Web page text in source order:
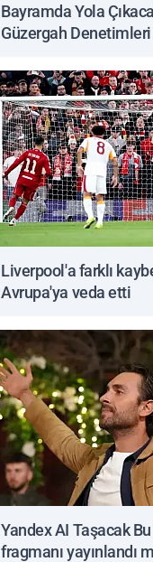
Bayramda Yola
Güzergah Denetimleri
Liverpool'a farklı
Avrupa'ya veda etti
Yandex AI Taşacak
fragmanı yayınlandı